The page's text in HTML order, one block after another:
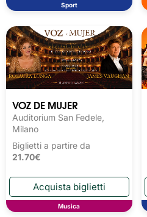
Sport
VOZ DE MUJER
Auditorium San Fedele,
Milano
Biglietti a partire da
21.70€
Musica